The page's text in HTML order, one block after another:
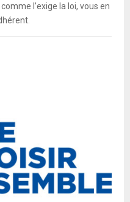
l’exige la loi, vous en